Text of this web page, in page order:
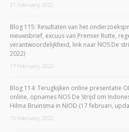
21 February, 2022
Blog 115: Resultaten van het
nieuwsbrief, excuus van Premier Rutte,
verantwoordelijkheid, link naar NOS De
2022)
17 February, 2022
Blog 114: Terugkijken online presentatie
online, opnames NOS De Strijd om
Hilma Bruinsma in NIOD (17 februari,
15 February, 2022